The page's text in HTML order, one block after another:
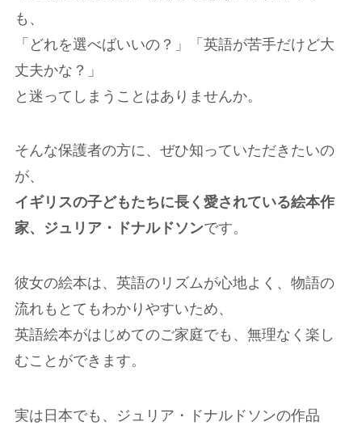
も、
「どれを選べばいいの？」「英語が苦手だけど大
丈夫かな？」
と迷ってしまうことはありませんか。
そんな保護者の方に、ぜひ知っていただきたいの
が、
イギリスの子どもたちに長く愛されている絵本作
家、ジュリア・ドナルドソンです。
彼女の絵本は、英語のリズムが心地よく、物語の
流れもとてもわかりやすいため、
英語絵本がはじめてのご家庭でも、無理なく楽し
むことができます。
実は日本でも、ジュリア・ドナルドソンの作品